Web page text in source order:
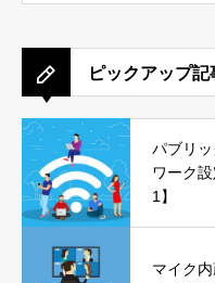
ピックアップ記
パブリ
ワーク
1】
マイク